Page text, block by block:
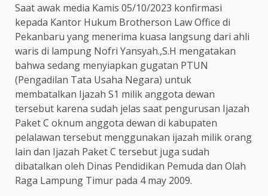
Saat awak media Kamis 05/10/2023 konfirmasi
kepada Kantor Hukum Brotherson Law Office di
Pekanbaru yang menerima kuasa langsung dari ahli
waris di lampung Nofri Yansyah.,S.H mengatakan
bahwa sedang menyiapkan gugatan PTUN
(Pengadilan Tata Usaha Negara) untuk
membatalkan Ijazah S1 milik anggota dewan
tersebut karena sudah jelas saat pengurusan Ijazah
Paket C oknum anggota dewan di kabupaten
pelalawan tersebut menggunakan ijazah milik orang
lain dan Ijazah Paket C tersebut juga sudah
dibatalkan oleh Dinas Pendidikan Pemuda dan Olah
Raga Lampung Timur pada 4 may 2009.